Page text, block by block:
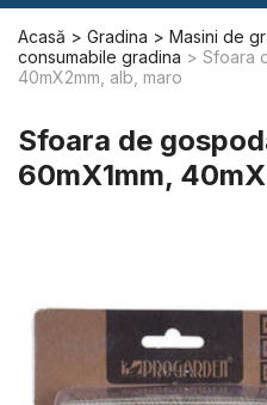
Acasă Gradina Masini de
consumabile gradina
Sfoara
40mX2mm, alb, maro
Sfoara de
60mX1mm,